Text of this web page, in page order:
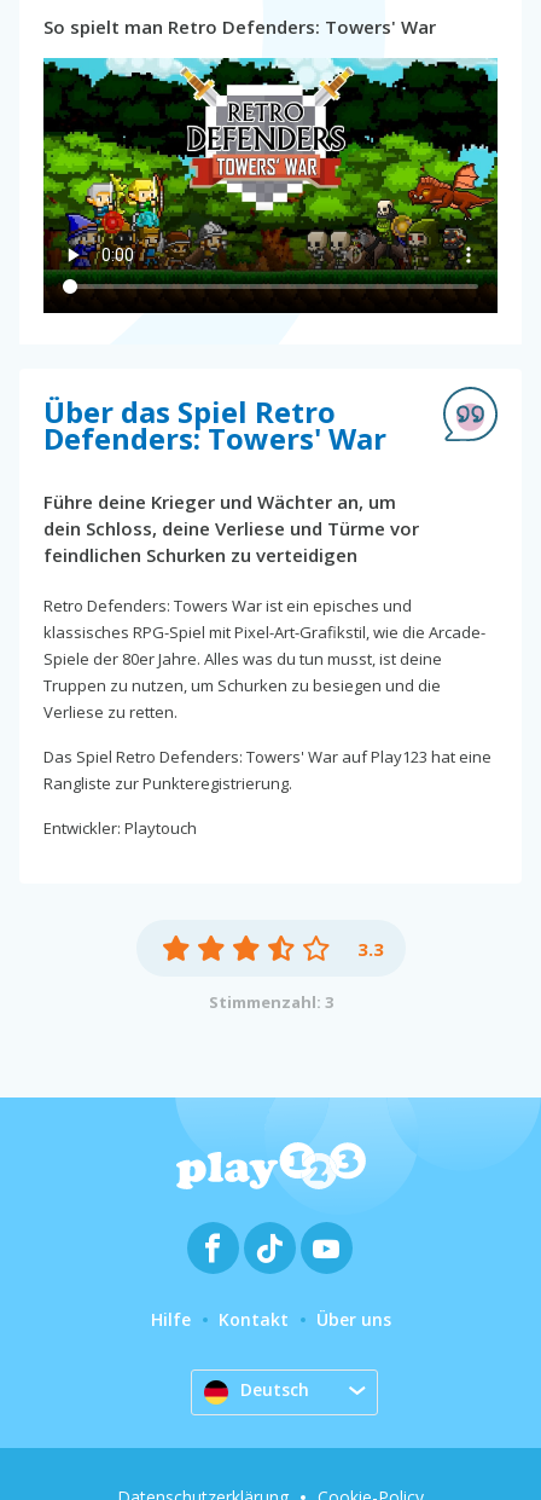
So spielt man Retro Defenders: Towers' War
Über das Spiel Retro
Defenders: Towers' War
Führe deine Krieger und Wächter an, um
dein Schloss, deine Verliese und Türme vor
feindlichen Schurken zu verteidigen
Retro Defenders: Towers War ist ein episches und
klassisches RPG-Spiel mit Pixel-Art-Grafikstil, wie die Arcade-
Spiele der 80er Jahre. Alles was du tun musst, ist deine
Truppen zu nutzen, um Schurken zu besiegen und die
Verliese zu retten.
Das Spiel Retro Defenders: Towers' War auf Play123 hat eine
Rangliste zur Punkteregistrierung.
Entwickler: Playtouch
3.3
Stimmenzahl: 3
Hilfe Kontakt Über uns
Deutsch